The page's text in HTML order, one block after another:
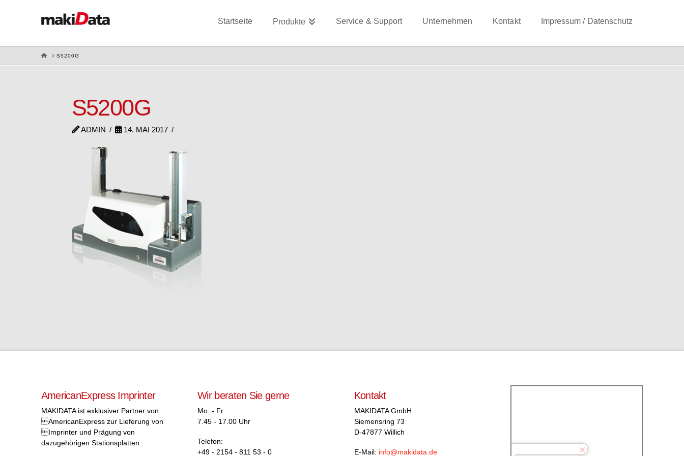
Startseite Produkte Service & Support Unternehmen Kontakt Impressum / Datenschutz
HOMES5200G
S5200G
ADMIN 14. MAI 2017
AmericanExpress Imprinter
MAKIDATA ist exklusiver Partner von
AmericanExpress zur Lieferung von
Imprinter und Prägung von
dazugehörigen Stationsplatten.
Wir beraten Sie gerne
Mo. - Fr.
7.45 - 17.00 Uhr
Telefon:
+49 - 2154 - 811 53 - 0
Kontakt
MAKIDATA GmbH
Siemensring 73
D-47877 Willich
E-Mail: info@makidata.de